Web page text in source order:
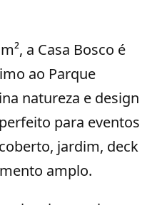
a Casa Bosco é
ao Parque
natureza e design
para eventos
jardim, deck
amplo.